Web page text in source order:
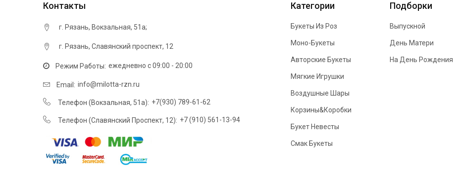
Контакты
г. Рязань, ​Вокзальная, 51а;
г. Рязань, Cлавянский проспект, 12
Режим Работы: ежедневно с 09:00 - 20:00
Email: info@milotta-rzn.ru
Телефон (​Вокзальная, 51а): +7(930) 789-61-62
Телефон (Cлавянский Проспект, 12): +7 (910) 561-13-94
Категории
Букеты Из Роз
Моно-Букеты
Авторские Букеты
Мягкие Игрушки
Воздушные Шары
Корзины&Коробки
Букет Невесты
Смак Букеты
Подборки
Выпускной
День Матери
На День Рождения